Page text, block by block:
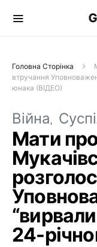
Головна Сторінка
втручання
юнака (ВІДЕО)
Війна
Мати
24-